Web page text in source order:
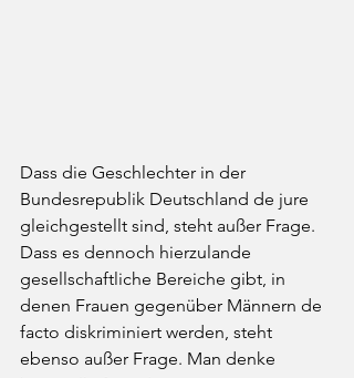
Dass die Geschlechter in der
Bundesrepublik Deutschland de jure
gleichgestellt sind, steht außer Frage.
Dass es dennoch hierzulande
gesellschaftliche Bereiche gibt, in
denen Frauen gegenüber Männern de
facto diskriminiert werden, steht
ebenso außer Frage. Man denke